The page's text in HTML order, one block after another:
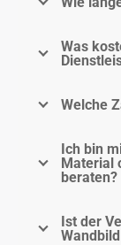
Was
Welche
Ich bin
Material
beraten?
Ist der